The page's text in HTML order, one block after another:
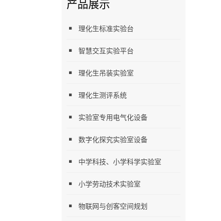
产品展示
理化生标准实验台
智慧交互实验平台
理化生吊装实验室
理化生测评系统
实验室专用电气化设备
数字化探究实验室设备
中学科技、小学科学实验室
小学劳动技术实验室
物联网与创客空间规划